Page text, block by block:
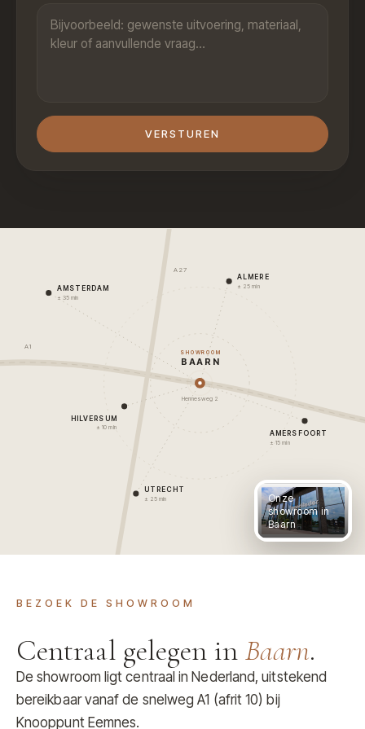
VERSTUREN
A1
A27
AMSTERDAM
± 35 min
ALMERE
± 25 min
AMERSFOORT
± 15 min
HILVERSUM
± 10 min
UTRECHT
± 25 min
SHOWROOM
BAARN
Hermesweg 2
Onze
showroom in
Baarn
BEZOEK DE SHOWROOM
Centraal gelegen in Baarn.
De showroom ligt centraal in Nederland, uitstekend
bereikbaar vanaf de snelweg A1 (afrit 10) bij
Knooppunt Eemnes.